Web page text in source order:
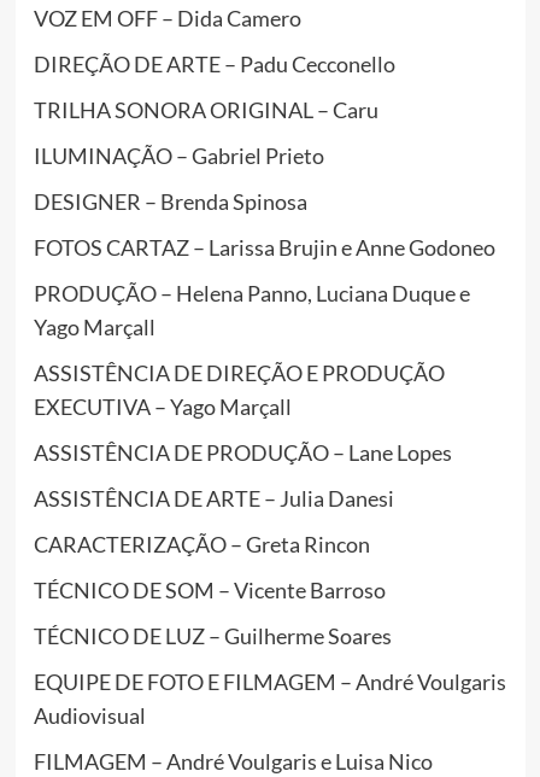
VOZ EM OFF – Dida Camero
DIREÇÃO DE ARTE – Padu Cecconello
TRILHA SONORA ORIGINAL – Caru
ILUMINAÇÃO – Gabriel Prieto
DESIGNER – Brenda Spinosa
FOTOS CARTAZ – Larissa Brujin e Anne Godoneo
PRODUÇÃO – Helena Panno, Luciana Duque e
Yago Marçall
ASSISTÊNCIA DE DIREÇÃO E PRODUÇÃO
EXECUTIVA – Yago Marçall
ASSISTÊNCIA DE PRODUÇÃO – Lane Lopes
ASSISTÊNCIA DE ARTE – Julia Danesi
CARACTERIZAÇÃO – Greta Rincon
TÉCNICO DE SOM – Vicente Barroso
TÉCNICO DE LUZ – Guilherme Soares
EQUIPE DE FOTO E FILMAGEM – André Voulgaris
Audiovisual
FILMAGEM – André Voulgaris e Luisa Nico